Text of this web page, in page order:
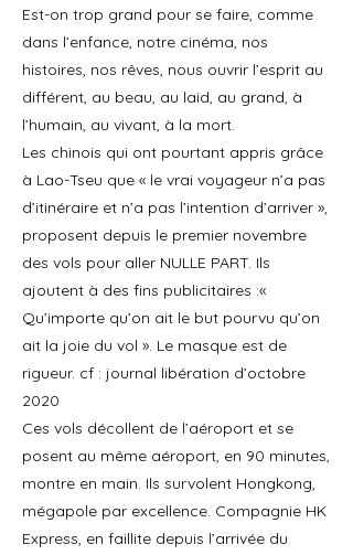
Est-on trop grand pour se faire, comme
dans l’enfance, notre cinéma, nos
histoires, nos rêves, nous ouvrir l’esprit au
différent, au beau, au laid, au grand, à
l’humain, au vivant, à la mort.
Les chinois qui ont pourtant appris grâce
à Lao-Tseu que « le vrai voyageur n’a pas
d’itinéraire et n’a pas l’intention d’arriver »,
proposent depuis le premier novembre
des vols pour aller NULLE PART. Ils
ajoutent à des fins publicitaires :«
Qu’importe qu’on ait le but pourvu qu’on
ait la joie du vol ». Le masque est de
rigueur. cf : journal libération d’octobre
2020
Ces vols décollent de l’aéroport et se
posent au même aéroport, en 90 minutes,
montre en main. Ils survolent Hongkong,
mégapole par excellence. Compagnie HK
Express, en faillite depuis l’arrivée du